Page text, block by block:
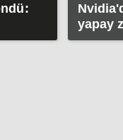
yapay
taşıyor